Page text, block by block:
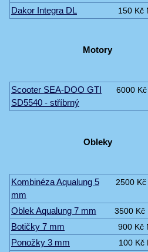
Dakor Integra DL 150 Kč
Motory
Scooter SEA-DOO GTI
SD5540 - stříbrný
6000 Kč
Obleky
Kombinéza Aqualung 5
mm
2500 Kč
Oblek Aqualung 7 mm 3500 Kč
Botičky 7 mm 900 Kč
Ponožky 3 mm 100 Kč